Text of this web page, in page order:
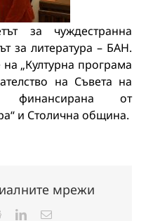
за чуждестранна
за литература – БАН.
„Културна програма
на Съвета на
финансирана от
и Столична община.
мрежи
RedditLinkedInЕлектронна